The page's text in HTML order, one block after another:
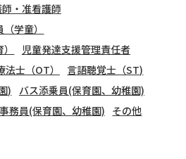
・准看護師
学童）
児童発達支援管理責任者
法士（OT）
言語聴覚士（ST)
)
バス添乗員(保育園、幼稚園)
事務員(保育園、幼稚園) その他